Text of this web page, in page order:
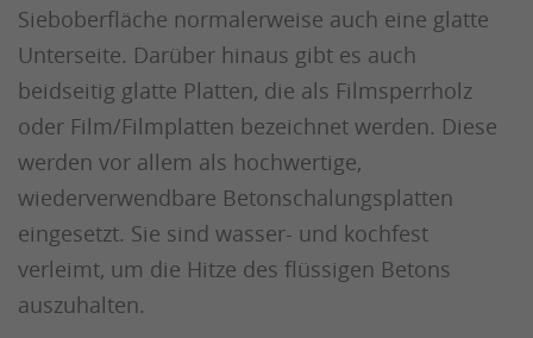
Sieboberfläche normalerweise auch eine glatte
Unterseite. Darüber hinaus gibt es auch
beidseitig glatte Platten, die als Filmsperrholz
oder Film/Filmplatten bezeichnet werden. Diese
werden vor allem als hochwertige,
wiederverwendbare Betonschalungsplatten
eingesetzt. Sie sind wasser- und kochfest
verleimt, um die Hitze des flüssigen Betons
auszuhalten.